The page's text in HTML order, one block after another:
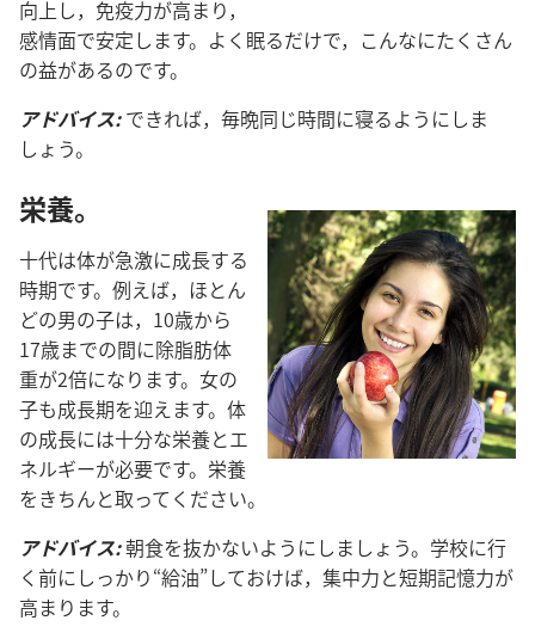
向上​し，免疫​力​が​高まり，
感情​面​で​安定​し​ます。よく​眠る​だけ​で，こんな​に​たくさん​
の​益​が​ある​の​です。
アドバイス:できれ​ば，毎晩​同じ​時間​に​寝る​よう​に​し​ま
しょ​う。
栄養。
十​代​は​体​が​急激​に​成長​する​
時期​です。例えば，ほとん
ど​の​男​の​子​は，10​歳​から​
17​歳​まで​の​間​に​除​脂肪​体
重​が​2​倍​に​なり​ます。女​の​
子​も​成長​期​を​迎え​ます。体​
の​成長​に​は​十分​な​栄養​と​エ
ネルギー​が​必要​です。栄養​
を​きちんと​取っ​て​ください。
アドバイス:朝食​を​抜か​ない​よう​に​し​ましょ​う。学校​に​行
く​前​に​しっかり“給油”し​て​おけ​ば，集中​力​と​短期​記憶​力​が​
高まり​ます。